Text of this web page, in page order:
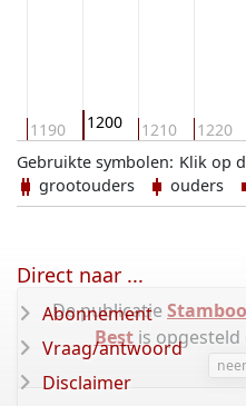
1190 1200 1210 1220
Klik op
Gebruikte symbolen:
grootouders
ouders
De publicatie
Bestis opgesteld
Direct naar ...
Abonnement
Vraag/antwoord
Disclaimer